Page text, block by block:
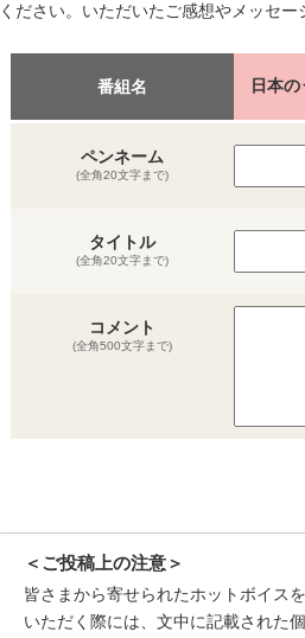
ください。いただいたご感想やメッセ
番組名 日本
ペンネーム
(全角20文字まで)
タイトル
(全角20文字まで)
コメント
(全角500文字まで)
＜ご投稿上の注意＞
皆さまから寄せられたホットボイス
いただく際には、文中に記載された